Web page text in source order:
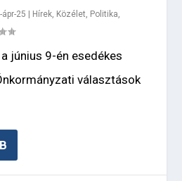
ápr-25 | Hírek Közélet Politika
június 9-én esedékes
választások